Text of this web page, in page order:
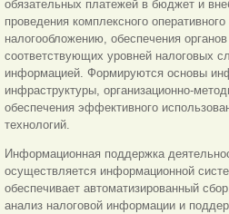
обязательных платежей в бюджет и
проведения комплексного
налогообложению, обеспечения
соответствующих уровней налоговых
информацией. Формируются основы
инфраструктуры, организационно-
обеспечения эффективного
технологий.
Информационная поддержка
осуществляется информационной
обеспечивает автоматизированный
анализ налоговой информации и